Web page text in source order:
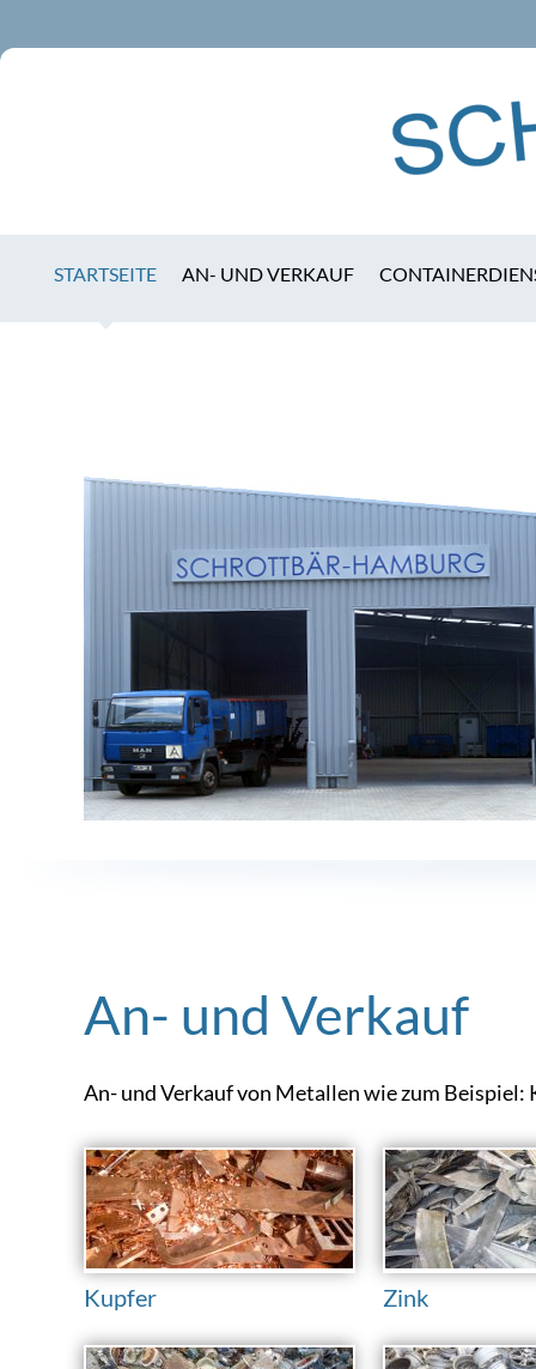
STARTSEITE AN- UND VERKAUF
An- und Verkauf
An- und Verkauf von Metallen wie zum
Kupfer Zink